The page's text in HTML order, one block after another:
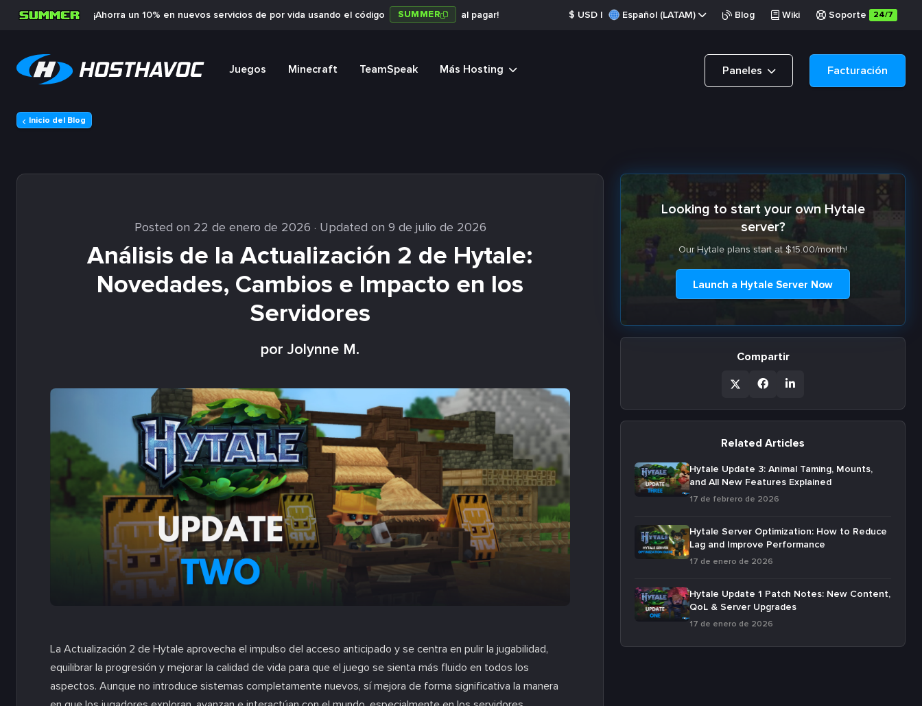
¡Ahorra un 10% en nuevos servicios de por vida usando el código SUMMER al pagar! $ USD | Español (LATAM) Blog Wiki Soporte 24/7
Juegos Minecraft TeamSpeak Más Hosting Paneles Facturación
Inicio del Blog
Posted on 22 de enero de 2026 · Updated on 9 de julio de 2026
Análisis de la Actualización 2 de Hytale:
Novedades, Cambios e Impacto en los
Servidores
por Jolynne M.
La Actualización 2 de Hytale aprovecha el impulso del acceso anticipado y se centra en pulir la jugabilidad,
equilibrar la progresión y mejorar la calidad de vida para que el juego se sienta más fluido en todos los
aspectos. Aunque no introduce sistemas completamente nuevos, sí mejora de forma significativa la manera
Looking to start your own Hytale
server?
Our Hytale plans start at $15.00/month!
Launch a Hytale Server Now
Compartir
Related Articles
Hytale Update 3: Animal Taming, Mounts,
and All New Features Explained
17 de febrero de 2026
Hytale Server Optimization: How to Reduce
Lag and Improve Performance
17 de enero de 2026
Hytale Update 1 Patch Notes: New Content,
QoL & Server Upgrades
17 de enero de 2026